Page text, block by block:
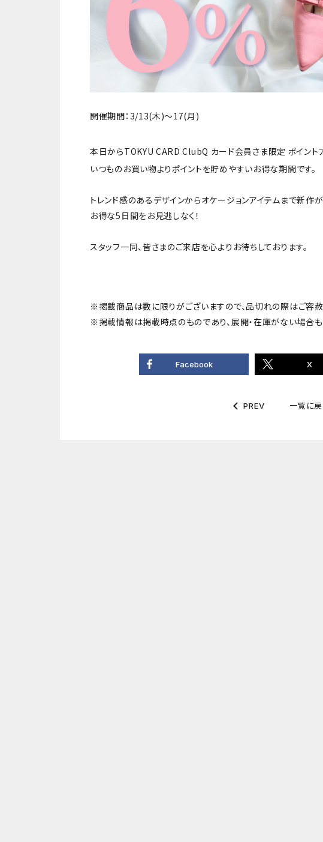
開催期間：3/13(木)～17(月)
本日からTOKYU CARD ClubQ カード会員さま限定 ポイント
いつものお買い物よりポイントを貯めやすいお得な期間です。
トレンド感のあるデザインからオケージョンアイテムまで新作
お得な5日間をお見逃しなく！
スタッフ一同、皆さまのご来店を心よりお待ちしております。
※掲載商品は数に限りがございますので、品切れの際はご容赦
※掲載情報は掲載時点のものであり、展開・在庫がない場合も
Facebook X
PREV 一覧に戻